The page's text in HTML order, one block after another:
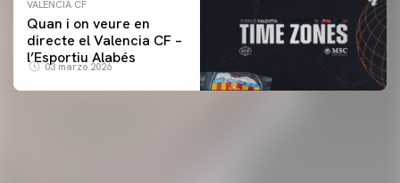
VALENCIA CF
Quan i on veure en
directe el Valencia CF –
l’Esportiu Alabés
03 marzo 2026